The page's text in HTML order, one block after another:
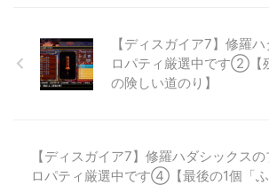
【ディスガイア7】修羅
ロパティ厳選中です②【
の険しい道のり】
【ディスガイア7】修羅ハダシックスの
ロパティ厳選中です④【最後の1個「ふ